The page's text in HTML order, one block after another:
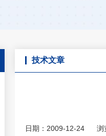
技术文章
日期：2009-12-24 浏